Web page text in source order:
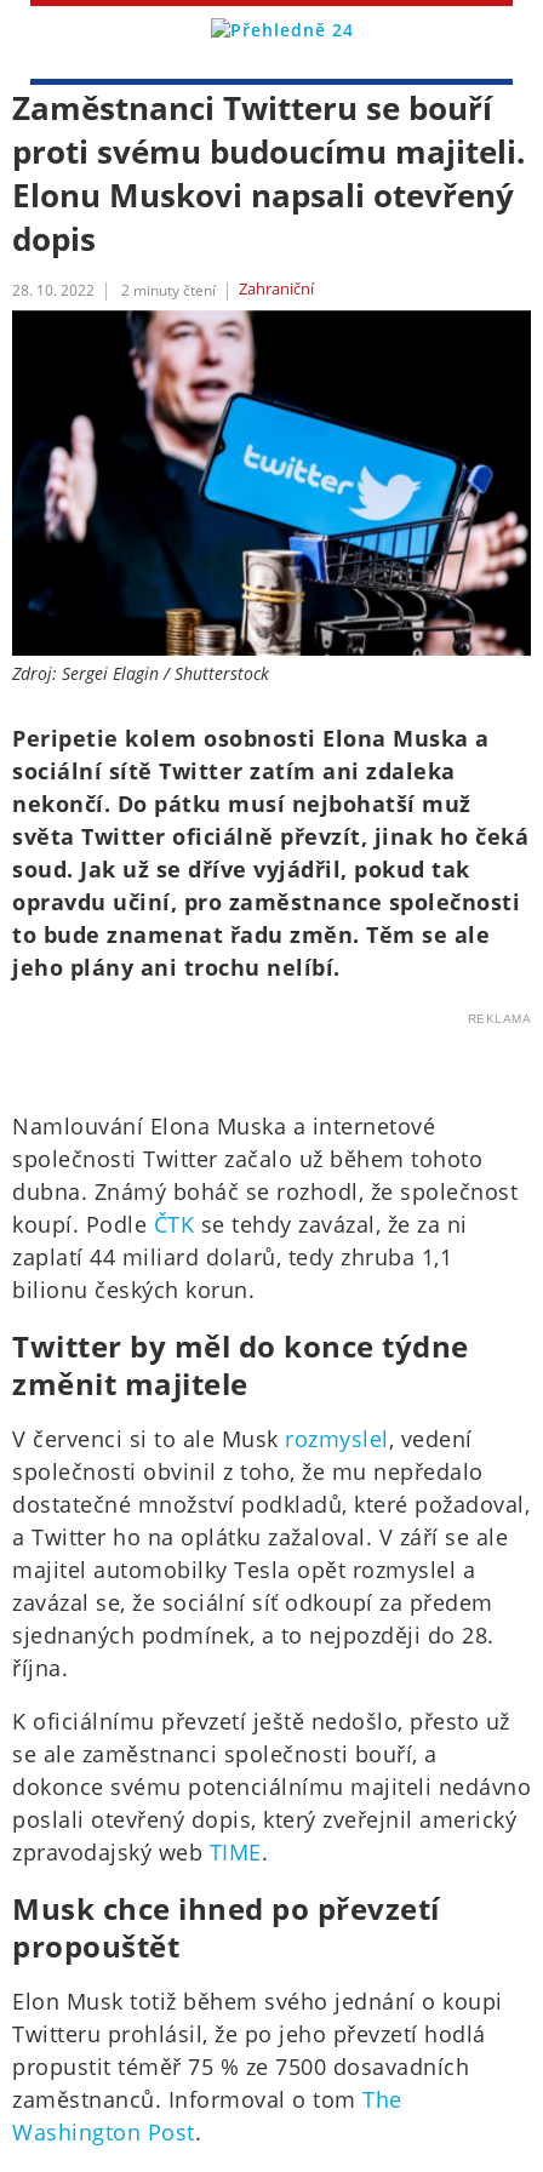
Zaměstnanci Twitteru se bouří
proti svému budoucímu majiteli.
Elonu Muskovi napsali otevřený
dopis
28. 10. 2022 2 minuty čtení Zahraniční
Zdroj: Sergei Elagin / Shutterstock
Peripetie kolem osobnosti Elona Muska a
sociální sítě Twitter zatím ani zdaleka
nekončí. Do pátku musí nejbohatší muž
světa Twitter oficiálně převzít, jinak ho čeká
soud. Jak už se dříve vyjádřil, pokud tak
opravdu učiní, pro zaměstnance společnosti
to bude znamenat řadu změn. Těm se ale
jeho plány ani trochu nelíbí.
REKLAMA
Namlouvání Elona Muska a internetové
společnosti Twitter začalo už během tohoto
dubna. Známý boháč se rozhodl, že společnost
koupí. Podle ČTK se tehdy zavázal, že za ni
zaplatí 44 miliard dolarů, tedy zhruba 1,1
bilionu českých korun.
Twitter by měl do konce týdne
změnit majitele
V červenci si to ale Musk rozmyslel, vedení
společnosti obvinil z toho, že mu nepředalo
dostatečné množství podkladů, které požadoval,
a Twitter ho na oplátku zažaloval. V září se ale
majitel automobilky Tesla opět rozmyslel a
zavázal se, že sociální síť odkoupí za předem
sjednaných podmínek, a to nejpozději do 28.
října.
K oficiálnímu převzetí ještě nedošlo, přesto už
se ale zaměstnanci společnosti bouří, a
dokonce svému potenciálnímu majiteli nedávno
poslali otevřený dopis, který zveřejnil americký
zpravodajský web TIME.
Musk chce ihned po převzetí
propouštět
Elon Musk totiž během svého jednání o koupi
Twitteru prohlásil, že po jeho převzetí hodlá
propustit téměř 75 % ze 7500 dosavadních
zaměstnanců. Informoval o tom The
Washington Post.